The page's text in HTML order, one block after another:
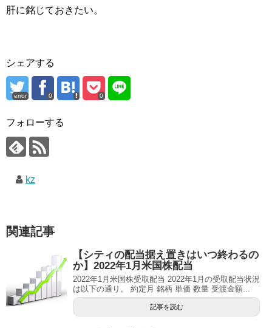
肝に銘じておきたい。
シェアする
error 0 0
フォローする
kz
関連記事
【シティの配当据え置きはいつ終わるの
か】2022年1月米国株配当
2022年1月米国株受取配当 2022年1月の受取配当状況
は以下の通り。 約定月 銘柄 単価 数量 受渡金額...
記事を読む